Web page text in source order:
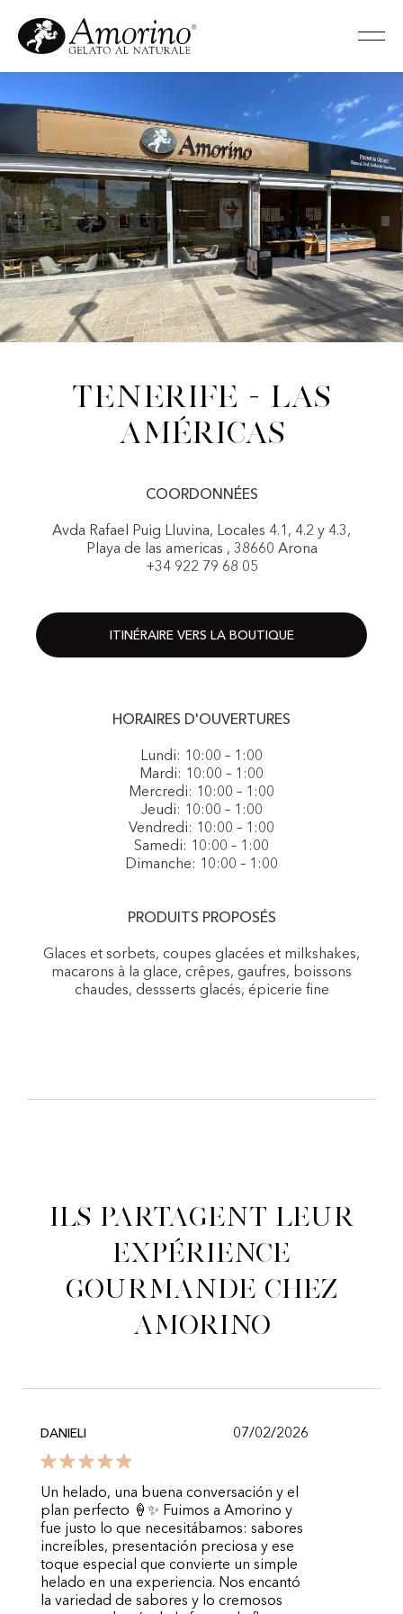
Tenerife - Las
Américas
COORDONNÉES
Avda Rafael Puig Lluvina, Locales 4.1, 4.2 y 4.3,
Playa de las americas , 38660 Arona
+34 922 79 68 05
ITINÉRAIRE VERS LA BOUTIQUE
HORAIRES D'OUVERTURES
Lundi: 10:00 – 1:00
Mardi: 10:00 – 1:00
Mercredi: 10:00 – 1:00
Jeudi: 10:00 – 1:00
Vendredi: 10:00 – 1:00
Samedi: 10:00 – 1:00
Dimanche: 10:00 – 1:00
PRODUITS PROPOSÉS
Glaces et sorbets, coupes glacées et milkshakes,
macarons à la glace, crêpes, gaufres, boissons
chaudes, dessserts glacés, épicerie fine
Ils partagent leur
expérience
gourmande chez
Amorino
DANIELI 07/02/2026
Un helado, una buena conversación y el
plan perfecto 🍦✨ Fuimos a Amorino y
fue justo lo que necesitábamos: sabores
increíbles, presentación preciosa y ese
toque especial que convierte un simple
helado en una experiencia. Nos encantó
la variedad de sabores y lo cremosos